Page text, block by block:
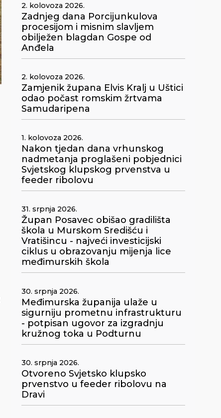
2. kolovoza 2026.
Zadnjeg dana Porcijunkulova
procesijom i misnim slavljem
obilježen blagdan Gospe od
Anđela
2. kolovoza 2026.
Zamjenik župana Elvis Kralj u Uštici
odao počast romskim žrtvama
Samudaripena
1. kolovoza 2026.
Nakon tjedan dana vrhunskog
nadmetanja proglašeni pobjednici
Svjetskog klupskog prvenstva u
feeder ribolovu
31. srpnja 2026.
Župan Posavec obišao gradilišta
škola u Murskom Središću i
Vratišincu - najveći investicijski
ciklus u obrazovanju mijenja lice
međimurskih škola
30. srpnja 2026.
Međimurska županija ulaže u
sigurniju prometnu infrastrukturu
- potpisan ugovor za izgradnju
kružnog toka u Podturnu
30. srpnja 2026.
Otvoreno Svjetsko klupsko
prvenstvo u feeder ribolovu na
Dravi